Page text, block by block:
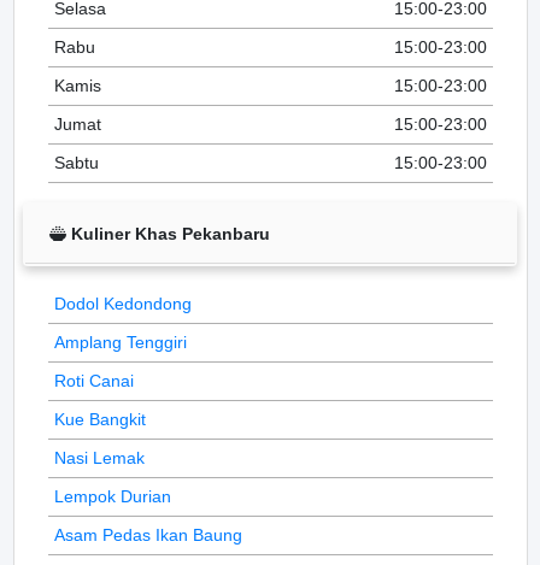
Selasa
15:00-23:00
Rabu
15:00-23:00
Kamis
15:00-23:00
Jumat
15:00-23:00
Sabtu
15:00-23:00
Kuliner Khas Pekanbaru
Dodol Kedondong
Amplang Tenggiri
Roti Canai
Kue Bangkit
Nasi Lemak
Lempok Durian
Asam Pedas Ikan Baung